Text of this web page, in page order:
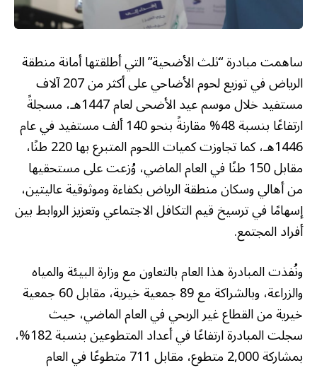
ساهمت مبادرة “ثلث الأضحية” التي أطلقتها أمانة منطقة
الرياض في توزيع لحوم الأضاحي على أكثر من 207 آلاف
مستفيد خلال موسم عيد الأضحى لعام 1447هـ، مسجلةً
ارتفاعًا بنسبة 48% مقارنةً بنحو 140 ألف مستفيد في عام
1446هـ، كما تجاوزت كميات اللحوم المتبرع بها 220 طنًا،
مقابل 150 طنًا في العام الماضي، وُزعت على مستحقيها
من أهالي وسكان منطقة الرياض بكفاءة وموثوقية عاليتين،
إسهامًا في ترسيخ قيم التكافل الاجتماعي وتعزيز الروابط بين
أفراد المجتمع.
ونُفذت المبادرة هذا العام بالتعاون مع وزارة البيئة والمياه
والزراعة، وبالشراكة مع 89 جمعية خيرية، مقابل 60 جمعية
خيرية من القطاع غير الربحي في العام الماضي، حيث
سجلت المبادرة ارتفاعًا في أعداد المتطوعين بنسبة 182%،
بمشاركة 2,000 متطوع، مقابل 711 متطوعًا في العام